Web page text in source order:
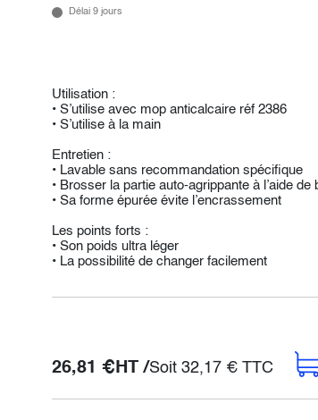
Délai 9 jours
Utilisation :
• S’utilise avec mop anticalcaire réf 2386
• S’utilise à la main
Entretien :
• Lavable sans recommandation spécifique
• Brosser la partie auto-agrippante à l’aide de
• Sa forme épurée évite l’encrassement
Les points forts :
• Son poids ultra léger
• La possibilité de changer facilement
26,81 € HT /Soit 32,17 €TTC